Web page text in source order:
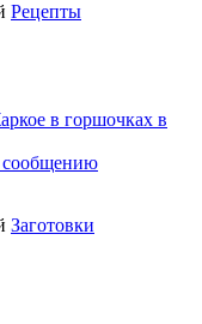
Рецепты
в горшочках в
сообщению
Заготовки